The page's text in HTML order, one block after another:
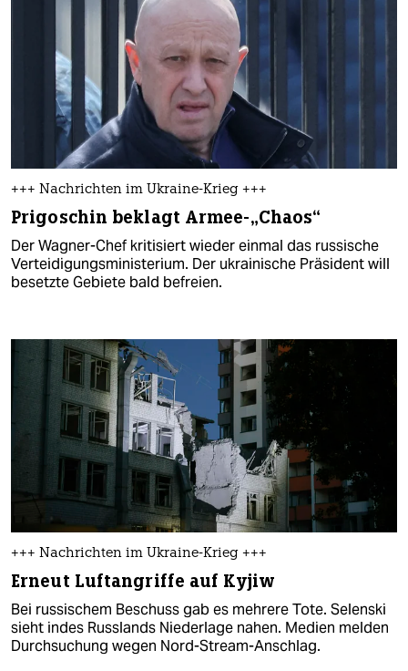
+++ Nachrichten im Ukraine-Krieg +++
Prigoschin beklagt Armee-„Chaos“
Der Wagner-Chef kritisiert wieder einmal das russische
Verteidigungsministerium. Der ukrainische Präsident will
besetzte Gebiete bald befreien.
+++ Nachrichten im Ukraine-Krieg +++
Erneut Luftangriffe auf Kyjiw
Bei russischem Beschuss gab es mehrere Tote. Selenski
sieht indes Russlands Niederlage nahen. Medien melden
Durchsuchung wegen Nord-Stream-Anschlag.